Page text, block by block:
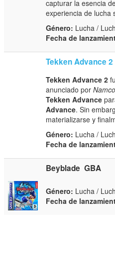
capturar la esencia
experiencia de lucha
Género: Lucha /
Fecha de
Tekken Advance 2
Tekken Advance 2
anunciado porNamco
Tekken Advance
Advance. Sin
materializarse y
Género: Lucha /
Fecha de
Beyblade GBA
Género: Lucha /
Fecha de